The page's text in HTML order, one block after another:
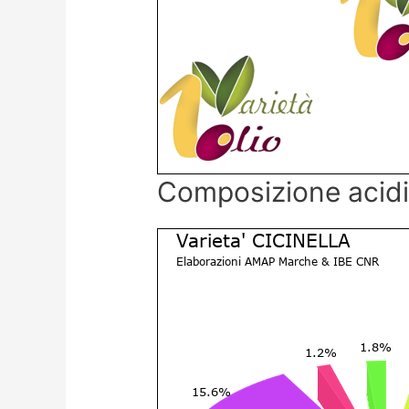
Composizione